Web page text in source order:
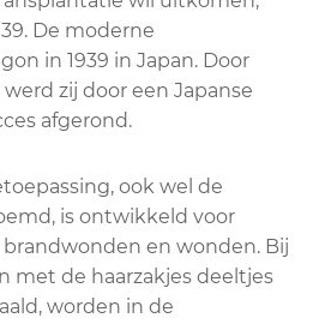
De moderne
in 1939 in Japan. Door
zij door een Japanse
afgerond.
ook wel de
is ontwikkeld voor
en wonden. Bij
met de haarzakjes deeltjes
worden in de